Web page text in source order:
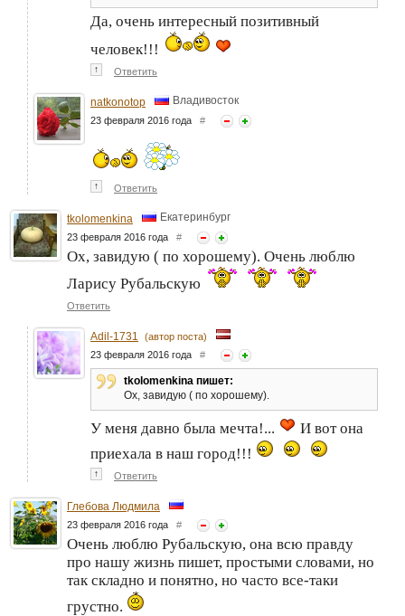
Да, очень интересный позитивный
человек!!!
↑ Ответить
natkonotop Владивосток
23 февраля 2016 года #
↑ Ответить
tkolomenkina Екатеринбург
23 февраля 2016 года #
Ох, завидую ( по хорошему). Очень люблю
Ларису Рубальскую
Ответить
Adil-1731
(автор поста)
23 февраля 2016 года #
tkolomenkina пишет:
Ох, завидую ( по хорошему).
У меня давно была мечта!...
И вот она
приехала в наш город!!!
↑ Ответить
Глебова Людмила
23 февраля 2016 года #
Очень люблю Рубальскую, она всю правду
про нашу жизнь пишет, простыми словами, но
так складно и понятно, но часто все-таки
грустно.